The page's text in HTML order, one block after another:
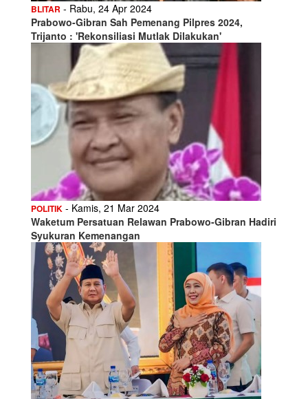
BLITAR - Rabu, 24 Apr 2024
Prabowo-Gibran Sah Pemenang Pilpres 2024,
Trijanto : 'Rekonsiliasi Mutlak Dilakukan'
POLITIK - Kamis, 21 Mar 2024
Waketum Persatuan Relawan Prabowo-Gibran Hadiri
Syukuran Kemenangan